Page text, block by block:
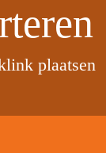
plaatsen